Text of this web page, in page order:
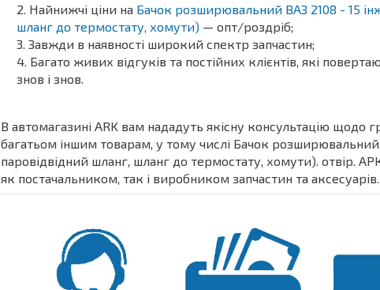
Найнижчі ціни на Бачок розширювальний ВАЗ 2108 - 15
шланг до термостату, хомути) — опт/роздріб;
Завжди в наявності широкий спектр запчастин;
Багато живих відгуків та постійних клієнтів, які
знов і знов.
В автомагазині ARK вам нададуть якісну консультацію щодо
багатьом іншим товарам, у тому числі Бачок
паровідвідний шланг, шланг до термостату, хомути). отвір.
як постачальником, так і виробником запчастин та аксесуарів.